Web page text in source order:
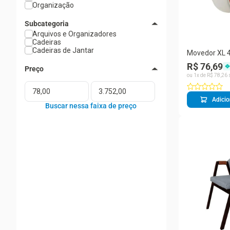
Organização
Subcategoria
Arquivos e Organizadores
Cadeiras
Cadeiras de Jantar
Movedor XL
Plástico e
para Tapetes
R$ 76,69
ou 1 x de R$ 78 26